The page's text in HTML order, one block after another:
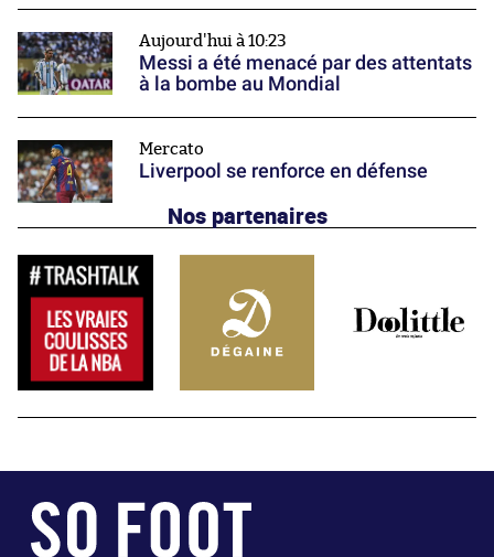
Aujourd'hui à 10:23
Messi a été menacé par des attentats
à la bombe au Mondial
Mercato
Liverpool se renforce en défense
Nos partenaires